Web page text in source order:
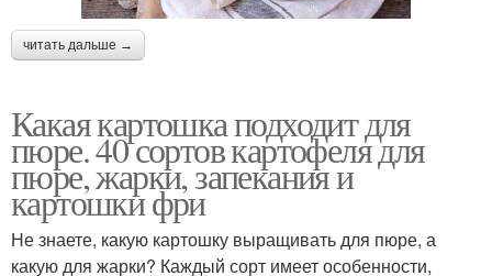
читать дальше →
Какая картошка подходит для
пюре. 40 сортов картофеля для
пюре, жарки, запекания и
картошки фри
Не знаете, какую картошку выращивать для пюре, а
какую для жарки? Каждый сорт имеет особенности,